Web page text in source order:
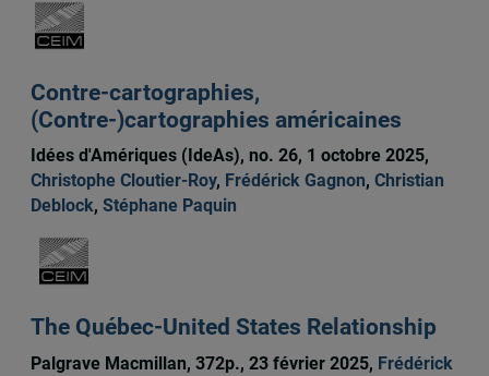
Contre-cartographies,
(Contre-)cartographies américaines
Idées d'Amériques (IdeAs), no. 26, 1 octobre 2025,
Christophe Cloutier-Roy, Frédérick Gagnon, Christian
Deblock, Stéphane Paquin
The Québec-United States Relationship
Palgrave Macmillan, 372p., 23 février 2025, Frédérick